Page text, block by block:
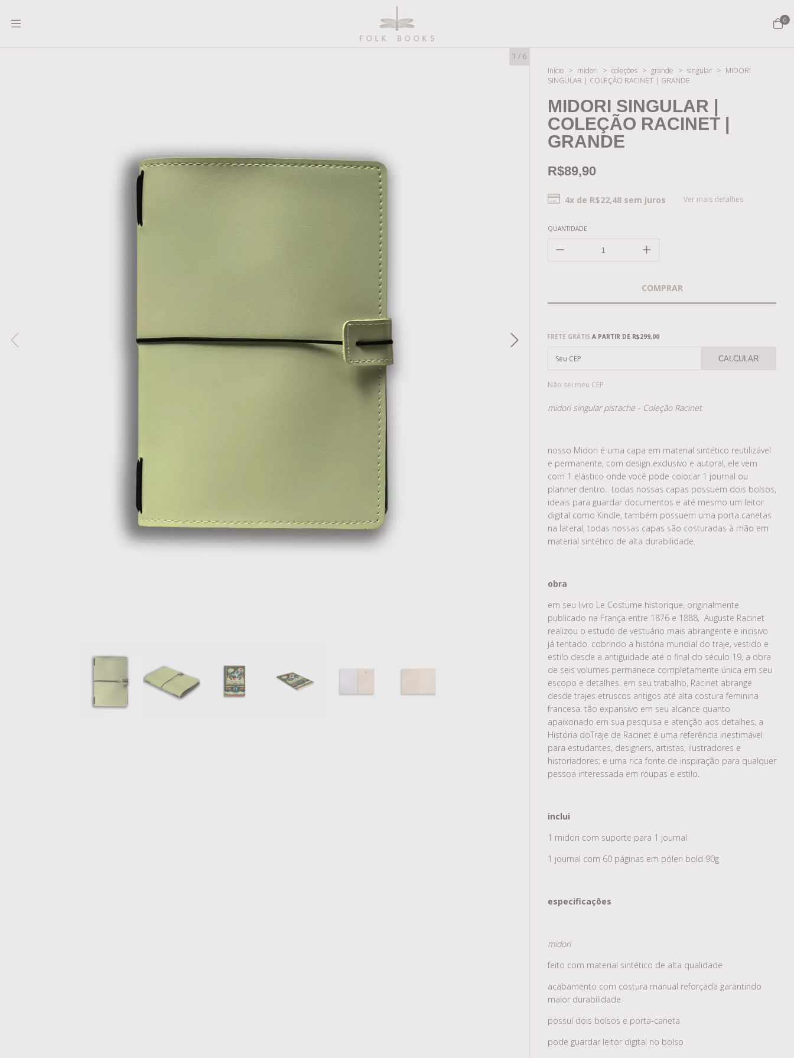
0
1 / 6
Início > midori > coleções > grande > singular > MIDORI
SINGULAR | COLEÇÃO RACINET | GRANDE
MIDORI SINGULAR |
COLEÇÃO RACINET |
GRANDE
R$89,90
4x de R$22,48sem juros Ver mais detalhes
QUANTIDADE
FRETE GRÁTIS A PARTIR DE R$299,00
CALCULAR
Não sei meu CEP
midori singular pistache - Coleção Racinet
nosso Midori é uma capa em material sintético reutilizável
e permanente, com design exclusivo e autoral, ele vem
com 1 elástico onde você pode colocar 1 journal ou
planner dentro. todas nossas capas possuem dois bolsos,
ideais para guardar documentos e até mesmo um leitor
digital como Kindle, também possuem uma porta canetas
na lateral, todas nossas capas são costuradas à mão em
material sintético de alta durabilidade.
obra
em seu livro Le Costume historique, originalmente
publicado na França entre 1876 e 1888, Auguste Racinet
realizou o estudo de vestuário mais abrangente e incisivo
já tentado. cobrindo a história mundial do traje, vestido e
estilo desde a antiguidade até o final do século 19, a obra
de seis volumes permanece completamente única em seu
escopo e detalhes. em seu trabalho, Racinet abrange
desde trajes etruscos antigos até alta costura feminina
francesa. tão expansivo em seu alcance quanto
apaixonado em sua pesquisa e atenção aos detalhes, a
História doTraje de Racinet é uma referência inestimável
para estudantes, designers, artistas, ilustradores e
historiadores; e uma rica fonte de inspiração para qualquer
pessoa interessada em roupas e estilo.
inclui
1 midori com suporte para 1 journal
1 journal com 60 páginas em pólen bold 90g
especificações
midori
feito com material sintético de alta qualidade
acabamento com costura manual reforçada garantindo
maior durabilidade
possuí dois bolsos e porta-caneta
pode guardar leitor digital no bolso